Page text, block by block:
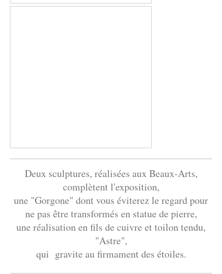
Deux sculptures, réalisées aux Beaux-Arts,
complètent l'exposition,
une "Gorgone" dont vous éviterez le regard pour
ne pas être transformés en statue de pierre,
une réalisation en fils de cuivre et toilon tendu,
"Astre",
qui gravite au firmament des étoiles.